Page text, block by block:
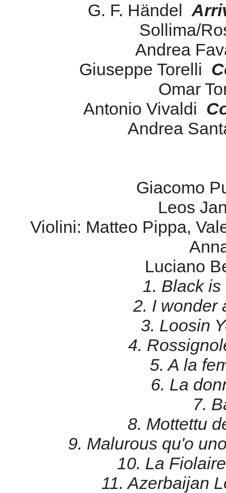
G. F. Händel
Sollima/
Andrea
Giuseppe Torelli
Omar
Antonio Vivaldi
Andrea
Giacomo
Leos
Violini: Matteo Pippa,
Luciano
1. Black
2. I wonder
3. Loosin
4.
5. A la
6. La
7.
8. Mottettu
9. Malurous qu'o
10. La
11. Azerbaijan